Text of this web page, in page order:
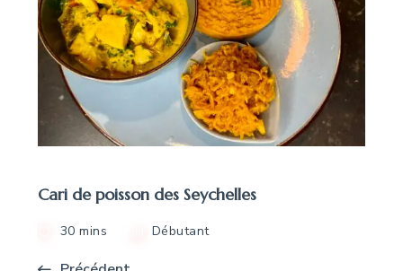
Cari de poisson des Seychelles
30 mins Débutant